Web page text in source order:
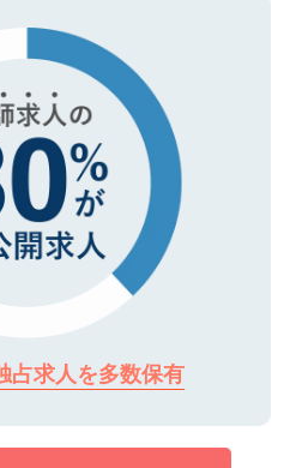
してもご安心ください。
占求人を多数保有